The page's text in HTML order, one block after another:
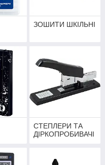
ЗОШИТИ ШКІЛЬНІ
СТЕПЛЕРИ ТА
ДІРКОПРОБИВАЧІ